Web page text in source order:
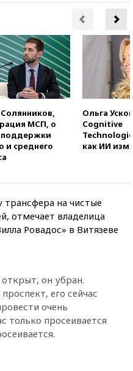
МСП, о
поддержки
и среднего
Ольга
Cognitive
как ИИ
трансфера на чистые
отмечает владелица
Ровадос» в Витязеве
он убран.
его сейчас
очень
только просеивается